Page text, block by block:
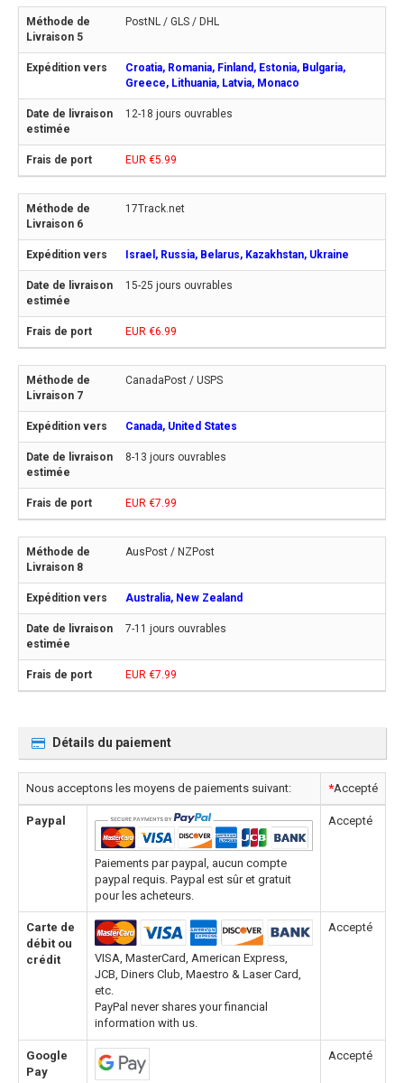
PostNL / GLS / DHL
Croatia, Romania, Finland, Estonia, Bulgaria,
Greece, Lithuania, Latvia, Monaco
12-18 jours ouvrables
EUR €5.99
17Track.net
Israel, Russia, Belarus, Kazakhstan, Ukraine
15-25 jours ouvrables
EUR €6.99
CanadaPost / USPS
Canada, United States
8-13 jours ouvrables
EUR €7.99
AusPost / NZPost
Australia, New Zealand
7-11 jours ouvrables
EUR €7.99
Détails du paiement
Nous acceptons les moyens de paiements suivant: *Accepté
Paypal
Paiements par paypal, aucun compte
paypal requis. Paypal est sûr et gratuit
pour les acheteurs.
Accepté
Carte de
débit ou
crédit
VISA, MasterCard, American Express,
JCB, Diners Club, Maestro & Laser Card,
etc.
PayPal never shares your financial
information with us.
Accepté
Google
Pay
Accepté